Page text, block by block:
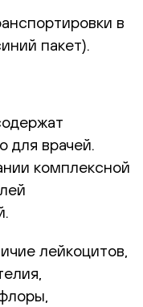
в
пакет).
врачей.
комплексной
лейкоцитов,